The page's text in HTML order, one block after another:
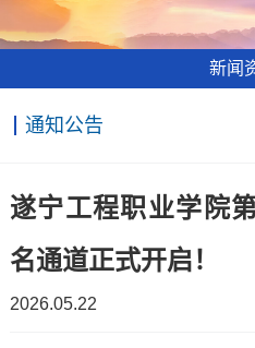
校
概
新闻
通知公告
遂宁工程职业学院
名通道正式开启！
2026.05.22